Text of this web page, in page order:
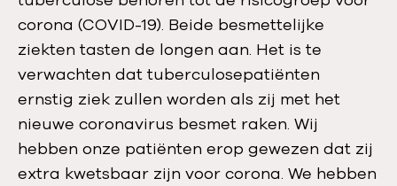
corona (COVID-19). Beide besmettelijke
ziekten tasten de longen aan. Het is te
verwachten dat tuberculosepatiënten
ernstig ziek zullen worden als zij met het
nieuwe coronavirus besmet raken. Wij
hebben onze patiënten erop gewezen dat zij
extra kwetsbaar zijn voor corona. We hebben